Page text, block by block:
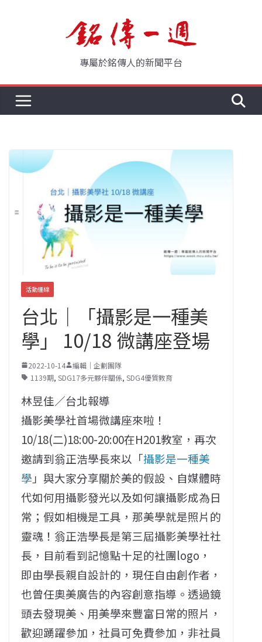
專屬於銘傳人的新聞平台
活動連線
台北｜「攝影是一種美
學」 10/18 微講座登場
2022-10-14
編輯｜企劃團隊
1139期, SDG17多元夥伴關係, SDG4優質教育
林昱佳／台北報導
攝影美學社首場微講座來啦！
10/18(二)18:00-20:00在H201教室，再次
邀請到翁正浩學長來以「攝影是一種美
學 」與大家分享關於美的假設、自媒體時
代如何用攝影發光以及如何讓攝影成為日
常；假如相機是工具，那美學就是照片的
靈魂！翁正浩學長是第三屆攝影美學社社
長，目前看到記憶點十足的社團logo，
即由學長親自設計的，現任自由創作者，
也曾任奧美廣告的內容創意指導。透過鏡
頭去發現美、用美學來豐富日常的照片，
歡迎踴躍參加，社員可免費參加，非社員